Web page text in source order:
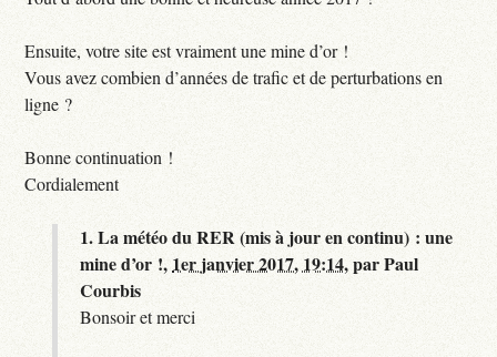
Ensuite, votre site est vraiment une mine d’or !
Vous avez combien d’années de trafic et de perturbations en
ligne ?
Bonne continuation !
Cordialement
1.La météo du RER (mis à jour en continu) : une
mine d’or !, 1er janvier 2017, 19:14,parPaul
Courbis
Bonsoir et merci